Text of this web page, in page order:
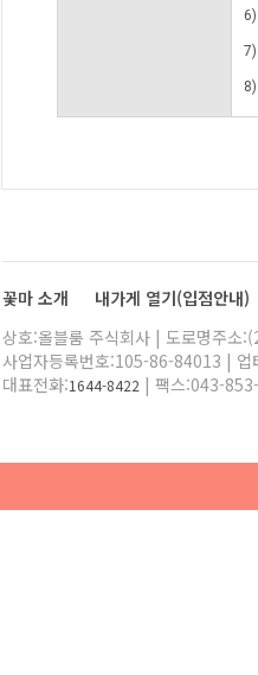
꽃마 소개 내가게 열기(입점안내)
상호:올블룸 주식회사 | 도로명주소
사업자등록번호:105-86-84013 |
대표전화:1644-8422 | 팩스:043-